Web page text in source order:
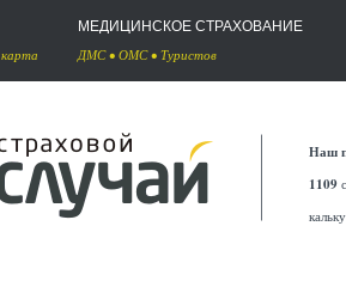
карта
МЕДИЦИНСКОЕ СТРАХОВАНИЕ
ДМС• ОМС• Туристов
Наш
1109